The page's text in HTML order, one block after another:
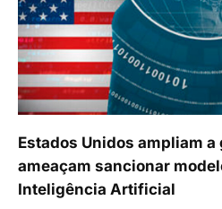
Estados Unidos ampliam
ameaçam sancionar
Inteligência Artificial